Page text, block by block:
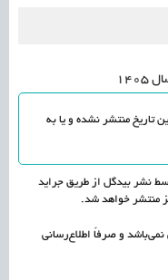
توسعه‌ای و صنفی
نشر بیدگل در سال 1405 تا این تاریخ منتشر نشده و یا به
نشر بیدگل از طریق جراید
منتشر خواهد شد.
نمی‌باشد و صرفاً اطلاع‌رسانی